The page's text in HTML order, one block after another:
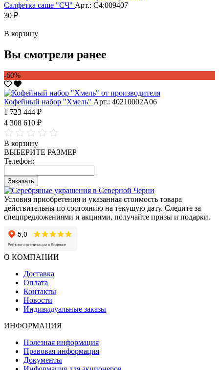
Салфетка саше "CЧ" Арт.: С4:009407
30 ₽
В корзину
Вы смотрели ранее
-60%
Кофейный набор "Хмель" Арт.: 40210002А06
1 723 444 ₽
4 308 610 ₽
В корзину
ВЫБЕРИТЕ РАЗМЕР
Телефон:
Заказать
Условия приобретения и указанная стоимость товара
действительны по состоянию на текущую дату. Следите за
спецпредложениями и акциями, получайте призы и подарки.
О КОМПАНИИ
Доставка
Оплата
Контакты
Новости
Индивидуальные заказы
ИНФОРМАЦИЯ
Полезная информация
Правовая информация
Документы